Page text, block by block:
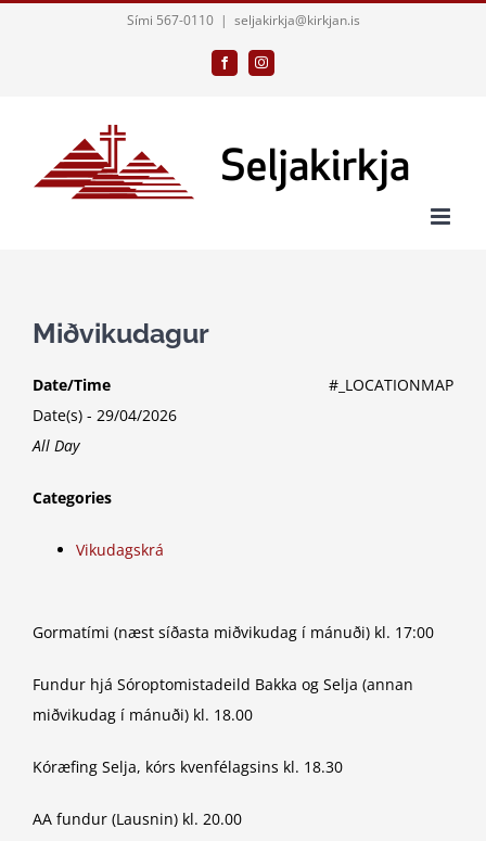
Sími 567-0110 | seljakirkja@kirkjan.is
FacebookInstagram
Miðvikudagur
#_LOCATIONMAP
Date/Time
Date(s) - 29/04/2026
All Day
Categories
Vikudagskrá
Gormatími (næst síðasta miðvikudag í mánuði) kl. 17:00
Fundur hjá Sóroptomistadeild Bakka og Selja (annan
miðvikudag í mánuði) kl. 18.00
Kóræfing Selja, kórs kvenfélagsins kl. 18.30
AA fundur (Lausnin) kl. 20.00